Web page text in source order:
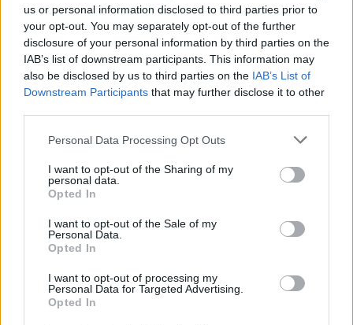
us or personal information disclosed to third parties prior to
your opt-out. You may separately opt-out of the further
disclosure of your personal information by third parties on the
IAB’s list of downstream participants. This information may
also be disclosed by us to third parties on the IAB’s List of
Downstream Participants that may further disclose it to other
Personal Data Processing Opt Outs
I want to opt-out of the Sharing of my
personal data.
Opted In
I want to opt-out of the Sale of my
Personal Data.
Opted In
I want to opt-out of processing my
Personal Data for Targeted Advertising.
Opted In
ΠΑΙΑΝΙΑ
Παιανία: Έκτακτη ανακοίνωση του
Δήμου – anattica
Από Newsroom 11 Νοεμβρίου, 2024 ΠΑΙΑΝΙΑ
ανακοίνωση: Για την αποφυγή ταλαιπωρίας σας